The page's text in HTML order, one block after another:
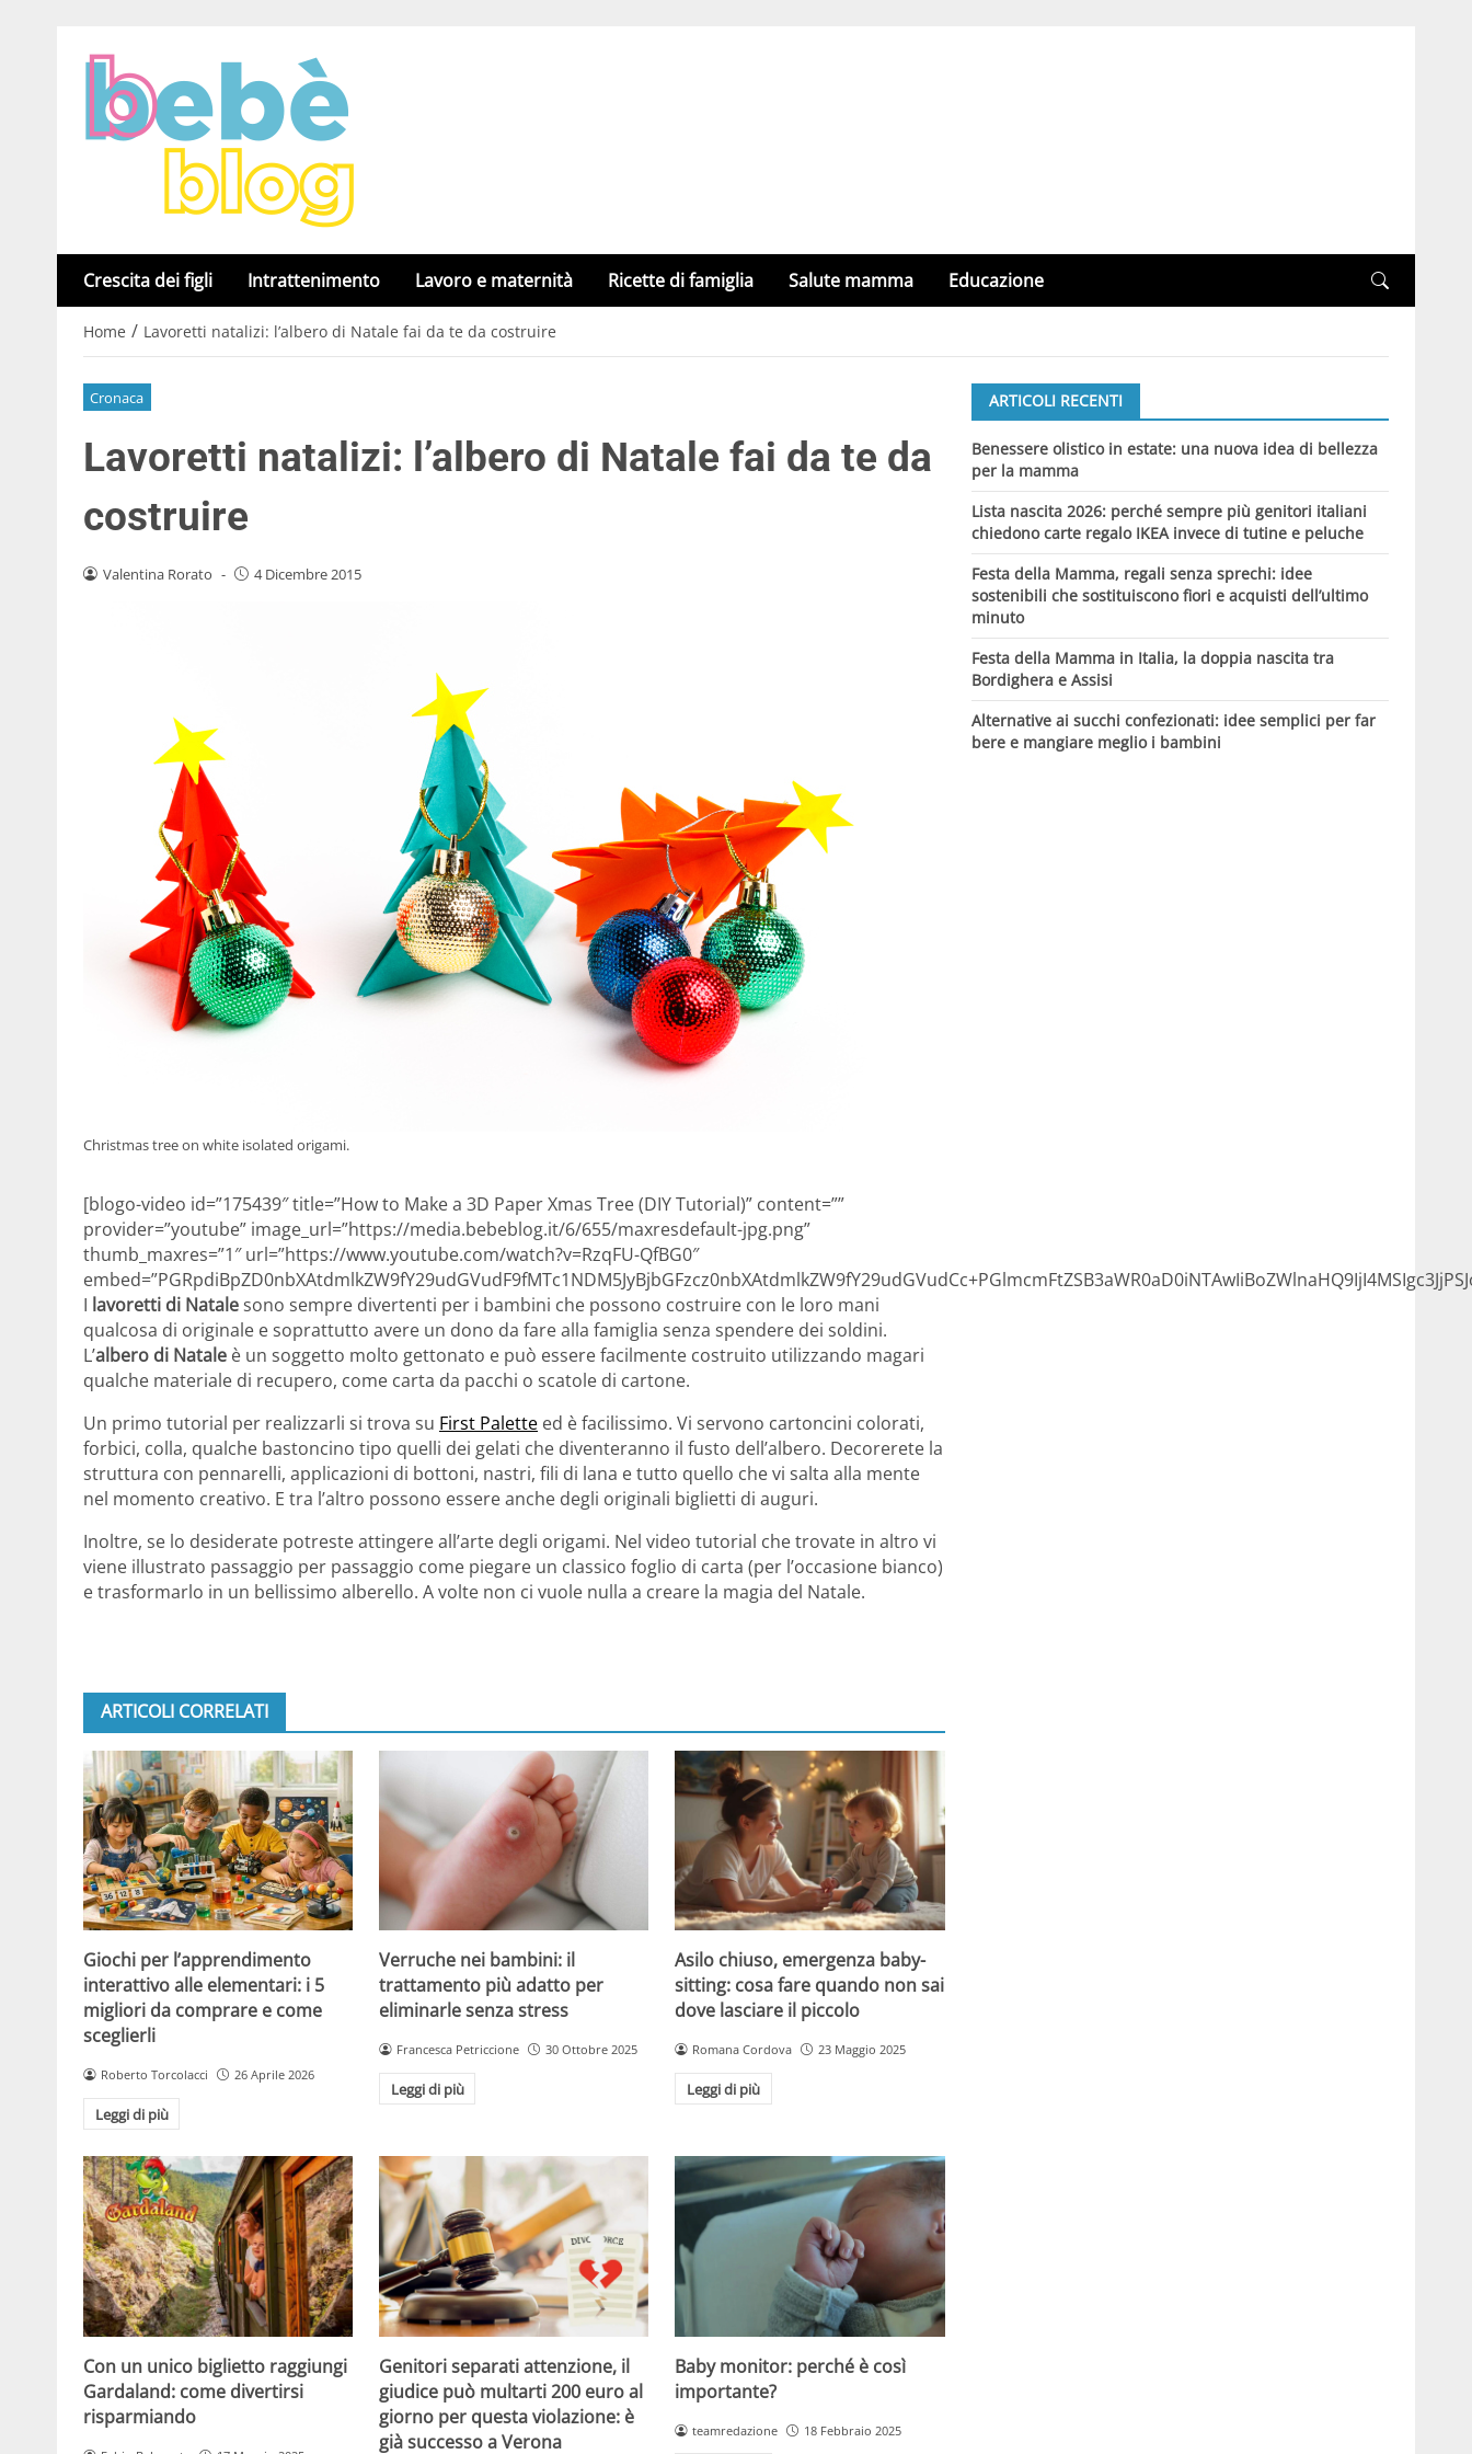
Crescita dei figli Intrattenimento Lavoro e maternità Ricette di famiglia Salute mamma Educazione
Home / Lavoretti natalizi: l’albero di Natale fai da te da costruire
Cronaca
Lavoretti natalizi: l’albero di Natale fai da te da
costruire
Valentina Rorato - 4 Dicembre 2015
Christmas tree on white isolated origami.
[blogo-video id=”175439″ title=”How to Make a 3D Paper Xmas Tree (DIY Tutorial)” content=””
provider=”youtube” image_url=”https://media.bebeblog.it/6/655/maxresdefault-jpg.png”
thumb_maxres=”1″ url=”https://www.youtube.com/watch?v=RzqFU-QfBG0″
I lavoretti di Natalesono sempre divertenti per i bambini che possono costruire con le loro mani
qualcosa di originale e soprattutto avere un dono da fare alla famiglia senza spendere dei soldini.
L’albero di Natale è un soggetto molto gettonato e può essere facilmente costruito utilizzando magari
qualche materiale di recupero, come carta da pacchi o scatole di cartone.
Un primo tutorial per realizzarli si trova su First Palette ed è facilissimo. Vi servono cartoncini colorati,
forbici, colla, qualche bastoncino tipo quelli dei gelati che diventeranno il fusto dell’albero. Decorerete la
struttura con pennarelli, applicazioni di bottoni, nastri, fili di lana e tutto quello che vi salta alla mente
nel momento creativo. E tra l’altro possono essere anche degli originali biglietti di auguri.
Inoltre, se lo desiderate potreste attingere all’arte degli origami. Nel video tutorial che trovate in altro vi
viene illustrato passaggio per passaggio come piegare un classico foglio di carta (per l’occasione bianco)
e trasformarlo in un bellissimo alberello. A volte non ci vuole nulla a creare la magia del Natale.
ARTICOLI CORRELATI
Giochi per l’apprendimento
interattivo alle elementari: i 5
migliori da comprare e come
sceglierli
Roberto Torcolacci 26 Aprile 2026
Leggi di più
Verruche nei bambini: il
trattamento più adatto per
eliminarle senza stress
Francesca Petriccione 30 Ottobre 2025
Leggi di più
Asilo chiuso, emergenza baby-
sitting: cosa fare quando non sai
dove lasciare il piccolo
Romana Cordova 23 Maggio 2025
Leggi di più
Con un unico biglietto raggiungi
Gardaland: come divertirsi
risparmiando
Genitori separati attenzione, il
giudice può multarti 200 euro al
giorno per questa violazione: è
già successo a Verona
Baby monitor: perché è così
importante?
teamredazione 18 Febbraio 2025
ARTICOLI RECENTI
Benessere olistico in estate: una nuova idea di bellezza
per la mamma
Lista nascita 2026: perché sempre più genitori italiani
chiedono carte regalo IKEA invece di tutine e peluche
Festa della Mamma, regali senza sprechi: idee
sostenibili che sostituiscono fiori e acquisti dell’ultimo
minuto
Festa della Mamma in Italia, la doppia nascita tra
Bordighera e Assisi
Alternative ai succhi confezionati: idee semplici per far
bere e mangiare meglio i bambini